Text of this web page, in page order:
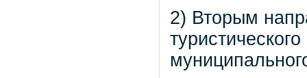
2) Вторым